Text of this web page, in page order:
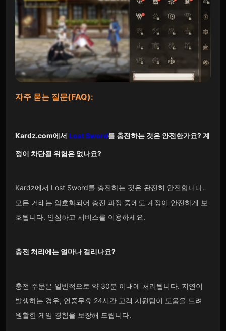
자주 묻는 질문(FAQ):
Kardz.com에서 Lost Sword를 충전하는 것은 안전한가요? 계
정이 차단될 위험은 없나요?
Kardz에서 Lost Sword를 충전하는 것은 완전히 안전합니다.
모든 거래는 암호화되어 충전 과정 중에도 계정이 안전하게 보
호됩니다. 안심하고 서비스를 이용하세요.
충전 처리에는 얼마나 걸리나요?
충전 주문은 일반적으로 약 30분 이내에 처리됩니다. 지연이
발생하는 경우, 연중무휴 24시간 고객 지원팀이 도움을 드려
원활한 게임 경험을 보장해 드립니다.